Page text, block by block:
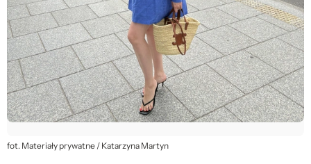
fot. Materiały prywatne / Katarzyna Martyn